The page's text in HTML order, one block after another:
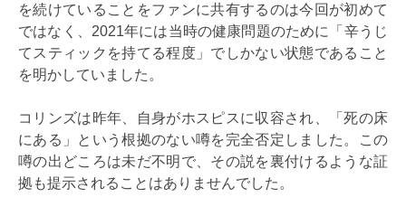
を続けていることをファンに共有するのは今回が初めて
ではなく、2021年には当時の健康問題のために「辛うじ
てスティックを持てる程度」でしかない状態であること
を明かしていました。
コリンズは昨年、自身がホスピスに収容され、「死の床
にある」という根拠のない噂を完全否定しました。この
噂の出どころは未だ不明で、その説を裏付けるような証
拠も提示されることはありませんでした。